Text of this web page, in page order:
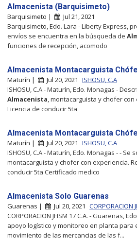
Almacenista (Barquisimeto)
Barquisimeto |
Jul 21, 2021
Barquisimeto, Edo. Lara - Liberty Express,
envíos se encuentra en la búsqueda de
funciones de recepción, acomodo
Almacenista Montacarguista
Maturín | Jul 20, 2021 ISHOSU, C.A
ISHOSU, C.A - Maturín, Edo. Monagas -
Almacenista , montacarguista y chofer
Licencia de conducir 5ta
Almacenista Montacarguista
Maturín | Jul 20, 2021 ISHOSU, C.A
ISHOSU, C.A - Maturín, Edo. Monagas - - Se
montacarguista y chofer con experiencia.
conducir 5ta Certificado medico
Almacenista Solo Guarenas
Guarenas | Jul 20, 2021 CORPORACION
CORPORACION JHSM 17 C.A. - Guarenas,
apoyo logístico y monitoreo en planta para
movimiento de las mercancias de las f...